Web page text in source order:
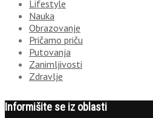
Lifestyle
Nauka
Obrazovanje
Pričamo priču
Putovanja
Zanimljivosti
Zdravlje
Informišite se iz oblasti